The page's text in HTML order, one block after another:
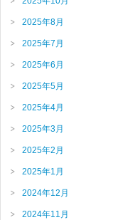
2025年8月
2025年7月
2025年6月
2025年5月
2025年4月
2025年3月
2025年2月
2025年1月
2024年12月
2024年11月